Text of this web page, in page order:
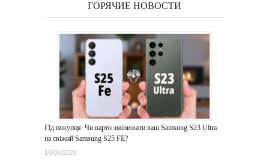
ГОРЯЧИЕ НОВОСТИ
Гід покупця: Чи варто змінювати ваш Samsung S23 Ultra
на свіжий Samsung S25 FE?
16/06/2026